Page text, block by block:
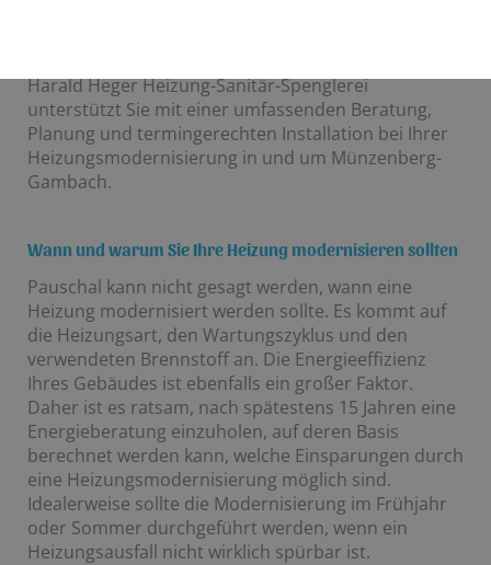
Harald Heger Heizung-Sanitär-Spenglerei
unterstützt Sie mit einer umfassenden Beratung,
Planung und termingerechten Installation bei Ihrer
Heizungsmodernisierung in und um Münzenberg-
Gambach.
Wann und warum Sie Ihre Heizung modernisieren sollten
Pauschal kann nicht gesagt werden, wann eine
Heizung modernisiert werden sollte. Es kommt auf
die Heizungsart, den Wartungszyklus und den
verwendeten Brennstoff an. Die Energieeffizienz
Ihres Gebäudes ist ebenfalls ein großer Faktor.
Daher ist es ratsam, nach spätestens 15 Jahren eine
Energieberatung einzuholen, auf deren Basis
berechnet werden kann, welche Einsparungen durch
eine Heizungsmodernisierung möglich sind.
Idealerweise sollte die Modernisierung im Frühjahr
oder Sommer durchgeführt werden, wenn ein
Heizungsausfall nicht wirklich spürbar ist.